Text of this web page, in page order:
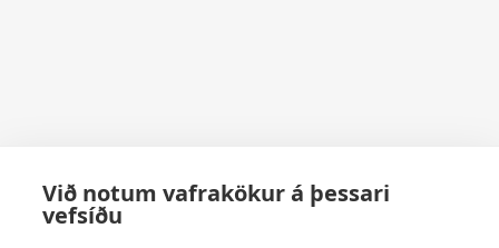
Við notum vafrakökur á þessari
vefsíðu